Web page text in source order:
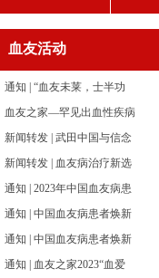
血友活动
通知 | “血友未莱，士半功
血友之家—罕见出血性疾病
新闻转发 | 武田中国与信念
新闻转发 | 血友病治疗新选
通知 | 2023年中国血友病患
通知 | 中国血友病患者焕新
通知 | 中国血友病患者焕新
通知 | 血友之家2023“血爱